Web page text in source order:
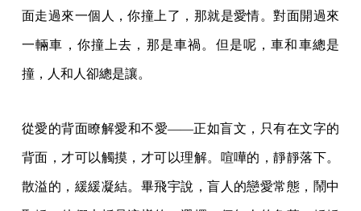
面走過來一個人，你撞上了，那就是愛情。對面開過來
一輛車，你撞上去，那是車禍。但是呢，車和車總是
撞，人和人卻總是讓。
從愛的背面瞭解愛和不愛——正如盲文，只有在文字的
背面，才可以觸摸，才可以理解。喧嘩的，靜靜落下。
散溢的，緩緩凝結。畢飛宇說，盲人的戀愛常態，鬧中